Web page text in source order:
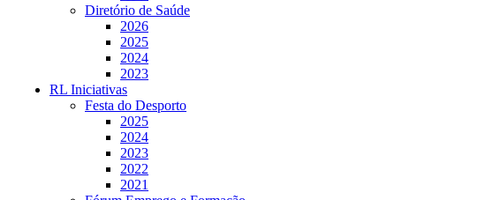
Diretório de Saúde
2026
2025
2024
2023
RL Iniciativas
Festa do Desporto
2025
2024
2023
2022
2021